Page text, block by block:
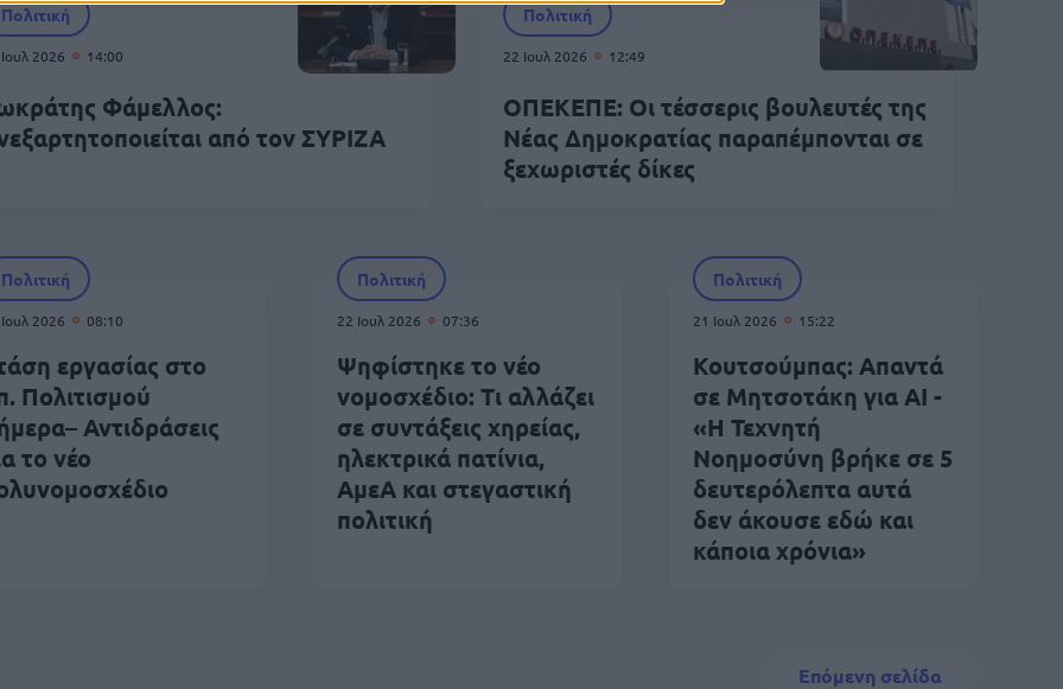
Πολιτική
2026 14:00
Φάμελλος:
από τον ΣΥΡΙΖΑ
Πολιτική
22 Ιουλ 2026 12:49
ΟΠΕΚΕΠΕ: Οι τέσσερις βουλευτές της
Νέας Δημοκρατίας παραπέμπονται σε
ξεχωριστές δίκες
Πολιτική
2026 08:10
εργασίας στο
Πολιτισμού
Αντιδράσεις
το νέο
Πολιτική
22 Ιουλ 2026 07:36
Ψηφίστηκε το νέο
νομοσχέδιο: Τι αλλάζει
σε συντάξεις χηρείας,
ηλεκτρικά πατίνια,
ΑμεΑ και στεγαστική
πολιτική
Πολιτική
21 Ιουλ 2026 15:22
Κουτσούμπας: Απαντά
σε Μητσοτάκη για ΑΙ -
«Η Τεχνητή
Νοημοσύνη βρήκε σε 5
δευτερόλεπτα αυτά
δεν άκουσε εδώ και
κάποια χρόνια»
Next page
Επόμενη σελίδα